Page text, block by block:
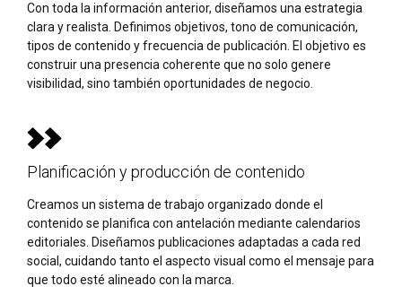
Con toda la información anterior, diseñamos una estrategia
clara y realista. Definimos objetivos, tono de comunicación,
tipos de contenido y frecuencia de publicación. El objetivo es
construir una presencia coherente que no solo genere
visibilidad, sino también oportunidades de negocio.
Planificación y producción de contenido
Creamos un sistema de trabajo organizado donde el
contenido se planifica con antelación mediante calendarios
editoriales. Diseñamos publicaciones adaptadas a cada red
social, cuidando tanto el aspecto visual como el mensaje para
que todo esté alineado con la marca.